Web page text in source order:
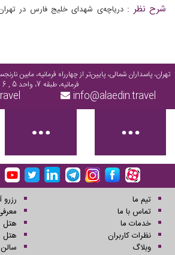
شرح نظر : دریاچه‌ی شهدای خلیج فارس در
همچنین با امکاناتی که در خود جای داده است
تهران، پاسداران شمالی، پایین‌تر از چهارراه فرمانیه، مابین
فرمانیه، طبقه 7، واحد 5 , 6
info@alaedin.travel
تیم ما
تماس با ما
خدمات ما
نظرات کاربران
وبلاگ
رزرو
هتل
هتل